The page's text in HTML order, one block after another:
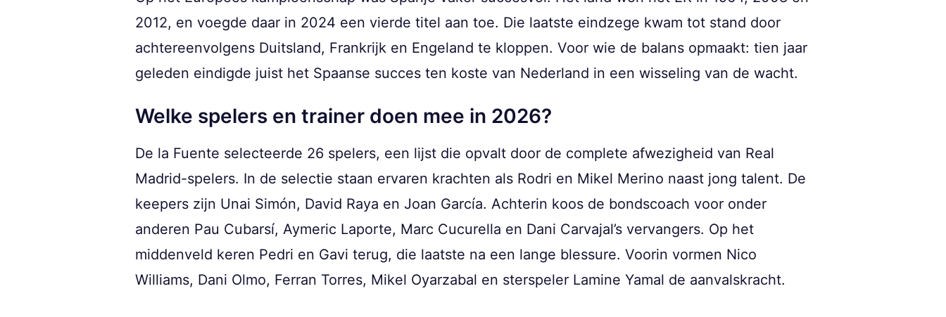
2012, en voegde daar in 2024 een vierde titel aan toe. Die laatste eindzege kwam tot stand door
achtereenvolgens Duitsland, Frankrijk en Engeland te kloppen. Voor wie de balans opmaakt: tien jaar
geleden eindigde juist het Spaanse succes ten koste van Nederland in een wisseling van de wacht.
Welke spelers en trainer doen mee in 2026?
De la Fuente selecteerde 26 spelers, een lijst die opvalt door de complete afwezigheid van Real
Madrid-spelers. In de selectie staan ervaren krachten als Rodri en Mikel Merino naast jong talent. De
keepers zijn Unai Simón, David Raya en Joan García. Achterin koos de bondscoach voor onder
anderen Pau Cubarsí, Aymeric Laporte, Marc Cucurella en Dani Carvajal’s vervangers. Op het
middenveld keren Pedri en Gavi terug, die laatste na een lange blessure. Voorin vormen Nico
Williams, Dani Olmo, Ferran Torres, Mikel Oyarzabal en sterspeler Lamine Yamal de aanvalskracht.